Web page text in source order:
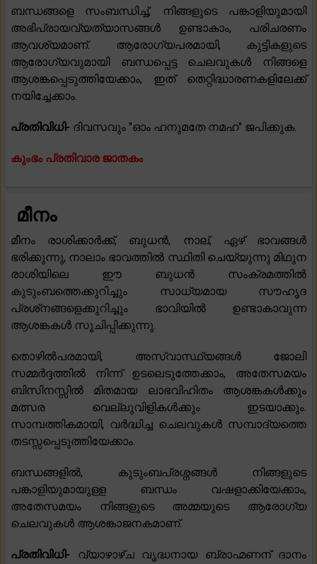
ബന്ധങ്ങളെ സംബന്ധിച്ച്, നിങ്ങളുടെ പങ്കാളിയുമായി
അഭിപ്രായവ്യത്യാസങ്ങൾ ഉണ്ടാകാം, പരിചരണം
ആവശ്യമാണ്. ആരോഗ്യപരമായി, കുട്ടികളുടെ
ആരോഗ്യവുമായി ബന്ധപ്പെട്ട ചെലവുകൾ നിങ്ങളെ
ആശങ്കപ്പെടുത്തിയേക്കാം, ഇത് തെറ്റിദ്ധാരണകളിലേക്ക്
നയിച്ചേക്കാം.
പ്രതിവിധി- ദിവസവും "ഓം ഹനുമതേ നമഹ" ജപിക്കുക.
കുംഭം പ്രതിവാര ജാതകം
മീനം
മീനം രാശിക്കാർക്ക്, ബുധൻ, നാല്, ഏഴ് ഭാവങ്ങൾ
ഭരിക്കുന്നു, നാലാം ഭാവത്തിൽ സ്ഥിതി ചെയ്യുന്നു മിഥുന
രാശിയിലെ ഈ ബുധൻ സംക്രമത്തിൽ
കുടുംബത്തെക്കുറിച്ചും സാധ്യമായ സൗഹൃദ
പ്രശ്‌നങ്ങളെക്കുറിച്ചും ഭാവിയിൽ ഉണ്ടാകാവുന്ന
ആശങ്കകൾ സൂചിപ്പിക്കുന്നു.
തൊഴിൽപരമായി, അസ്വാസ്ഥ്യങ്ങൾ ജോലി
സമ്മർദ്ദത്തിൽ നിന്ന് ഉടലെടുത്തേക്കാം, അതേസമയം
ബിസിനസ്സിൽ മിതമായ ലാഭവിഹിതം ആശങ്കകൾക്കും
മത്സര വെല്ലുവിളികൾക്കും ഇടയാക്കും.
സാമ്പത്തികമായി, വർദ്ധിച്ച ചെലവുകൾ സമ്പാദ്യത്തെ
തടസ്സപ്പെടുത്തിയേക്കാം.
ബന്ധങ്ങളിൽ, കുടുംബപ്രശ്നങ്ങൾ നിങ്ങളുടെ
പങ്കാളിയുമായുള്ള ബന്ധം വഷളാക്കിയേക്കാം,
അതേസമയം നിങ്ങളുടെ അമ്മയുടെ ആരോഗ്യ
ചെലവുകൾ ആശങ്കാജനകമാണ്.
പ്രതിവിധി- വ്യാഴാഴ്ച വൃദ്ധനായ ബ്രാഹ്മണന് ദാനം